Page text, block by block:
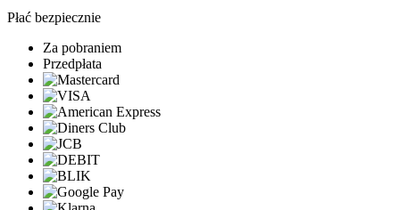
Płać bezpiecznie
Za pobraniem
Przedpłata